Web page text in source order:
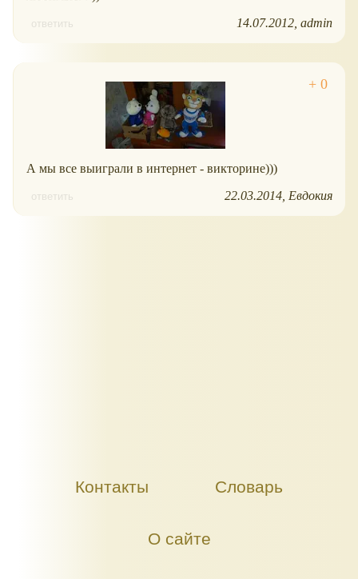
ответить 14.07.2012 admin
А мы все выиграли в интернет - викторине)))
ответить 22.03.2014 Евдокия
Контакты Словарь
О сайте